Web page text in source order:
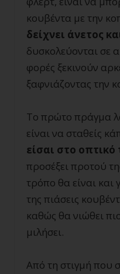
κουβέντα με την
δείχνει άνετος
δυσκολεύονται σε
φορές ξεκινούν
ξαφνιάζοντας την
Το πρώτο πράγμα
είναι να σταθείς
είσαι στο οπτικό
προσέξει προτού
τρόπο θα είναι και
της πιάσεις
καθώς θα νιώθει
μιλήσει.
Από τη στιγμή που